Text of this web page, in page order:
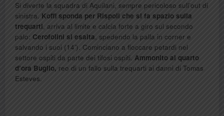
Si diverte la squadra di Aquilani, sempre pericoloso sull’out di
sinistra. Koffi sponda per Rispoli che si fa spazio sulla
trequarti, arriva al limite e calcia forte a giro sul secondo
palo: Cerofolini si esalta, spedendo la palla in corner e
salvando i suoi (14’). Cominciano a fioccare petardi nel
settore ospiti da parte dei tifosi ospiti. Ammonito al quarto
d’ora Buglio, reo di un fallo sulla trequarti ai danni di Tomas
Esteves.